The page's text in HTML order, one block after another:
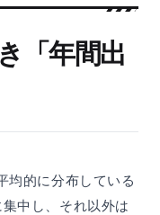
「年間出
均的に分布している
中し、それ以外は